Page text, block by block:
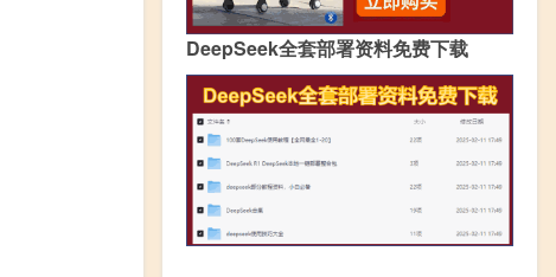
DeepSeek全套部署资料免费下载